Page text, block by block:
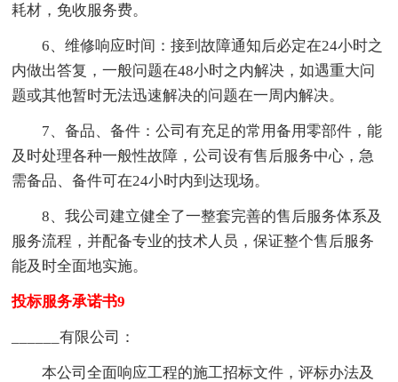
耗材，免收服务费。
6、维修响应时间：接到故障通知后必定在24小时之
内做出答复，一般问题在48小时之内解决，如遇重大问
题或其他暂时无法迅速解决的问题在一周内解决。
7、备品、备件：公司有充足的常用备用零部件，能
及时处理各种一般性故障，公司设有售后服务中心，急
需备品、备件可在24小时内到达现场。
8、我公司建立健全了一整套完善的售后服务体系及
服务流程，并配备专业的技术人员，保证整个售后服务
能及时全面地实施。
投标服务承诺书9
______有限公司：
本公司全面响应工程的施工招标文件，评标办法及